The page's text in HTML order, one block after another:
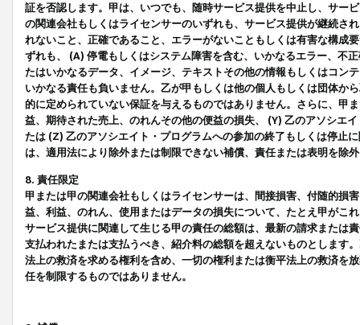
証を否認します。甲は、いつでも、随時サービス提供を中止し、サー
の関連会社もしくはライセンサーのいずれも、サービス提供が継続さ
れないこと、正確であること、エラーがないこともしくは有害な構成
ずれも、 (A) 停電もしくはシステム障害を含む、いかなるエラー、不
たはいかなるデータ、イメージ、テキストその他の情報もしくはコン
いかなる責任も負いません。乙が甲もしくは他の個人もしくは団体か
的に定められていない保証を与えるものではありません。さらに、甲
益、期待された売上、のれんその他の便益の損失、 (Y) 乙のアソシエ
たは (Z) 乙のアソシエイト・プログラムへの参加の終了もしくは停止
は、適用法により除外または制限できない補償、責任または表明を除
8. 責任限定
甲または甲の関連会社もしくはライセンサーは、間接損害、付随的損
益、利益、のれん、使用またはデータの損失について、たとえ甲がこ
サービス提供に関連して生じる甲の責任の総額は、最新の請求または
支払われたまたは支払うべき、紹介料の総額を超えないものとします
法上の救済を求める権利を含め、一切の権利または衡平法上の救済を
任を制限するものではありません。